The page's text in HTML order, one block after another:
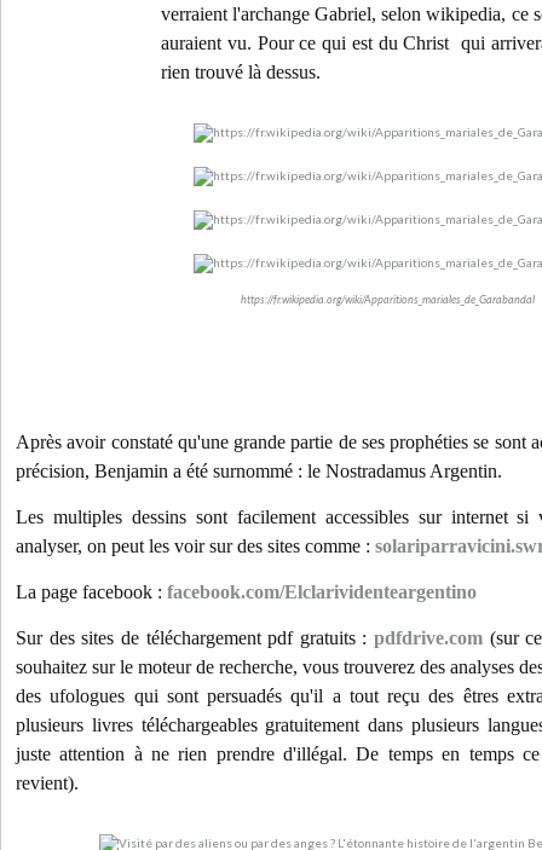
verraient l'archange Gabriel, selon wikipedia, ce
auraient vu. Pour ce qui est du Christ qui
rien trouvé là dessus.
https://fr.wikipedia.org/wiki/Apparitions_mariales_de_Garabandal
Après avoir constaté qu'une grande partie de ses prophéties se sont
précision, Benjamin a été surnommé : le Nostradamus Argentin.
Les multiples dessins sont facilement accessibles sur internet
analyser, on peut les voir sur des sites comme :
La page facebook : facebook.com/Elclarividenteargentino
Sur des sites de téléchargement pdf gratuits : pdfdrive.com (sur
souhaitez sur le moteur de recherche, vous trouverez des analyses
des ufologues qui sont persuadés qu'il a tout reçu des êtres
plusieurs livres téléchargeables gratuitement dans plusieurs
juste attention à ne rien prendre d'illégal. De temps en temps
revient).